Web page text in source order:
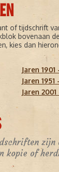
of tijdschrift
bovenaan
kies dan
Jaren 1901
Jaren
Jaren 2001
zijn
kopie of